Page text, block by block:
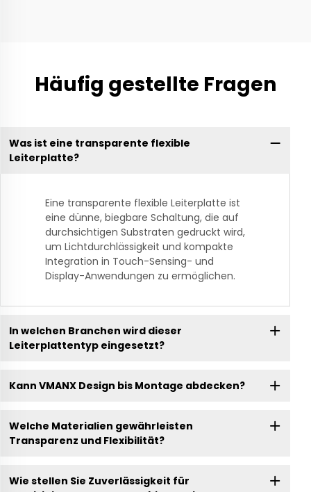
Häufig gestellte Fragen
Was ist eine transparente flexible
Leiterplatte?
Eine transparente flexible Leiterplatte ist
eine dünne, biegbare Schaltung, die auf
durchsichtigen Substraten gedruckt wird,
um Lichtdurchlässigkeit und kompakte
Integration in Touch-Sensing- und
Display-Anwendungen zu ermöglichen.
In welchen Branchen wird dieser
Leiterplattentyp eingesetzt?
Kann VMANX Design bis Montage abdecken?
Welche Materialien gewährleisten
Transparenz und Flexibilität?
Wie stellen Sie Zuverlässigkeit für